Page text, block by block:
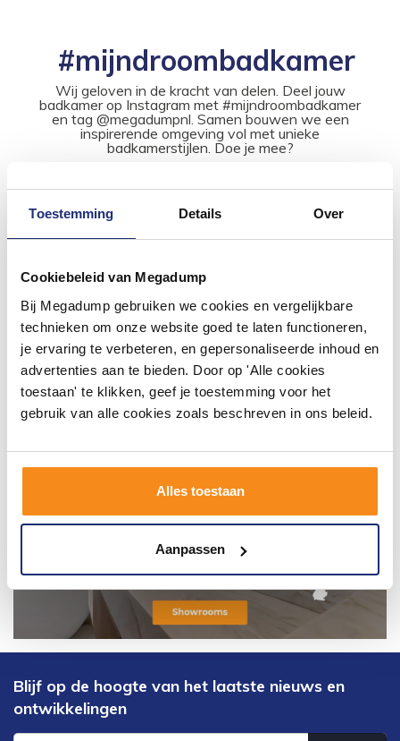
Toestemming Details Over
Cookiebeleid van Megadump
Bij Megadump gebruiken we cookies en vergelijkbare
technieken om onze website goed te laten functioneren,
je ervaring te verbeteren, en gepersonaliseerde inhoud en
advertenties aan te bieden. Door op 'Alle cookies
toestaan' te klikken, geef je toestemming voor het
gebruik van alle cookies zoals beschreven in ons beleid.
Alles toestaan
Aanpassen
#mijndroombadkamer
Wij geloven in de kracht van delen. Deel jouw
badkamer op Instagram met #mijndroombadkamer
en tag @megadumpnl. Samen bouwen we een
inspirerende omgeving vol met unieke
badkamerstijlen. Doe je mee?
Blijf op de hoogte van het laatste nieuws en
ontwikkelingen